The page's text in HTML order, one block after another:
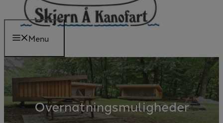
Menu
Overnatningsmuligheder